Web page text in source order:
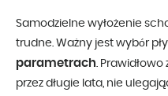
Samodzielne wyłożenie
trudne. Ważny jest wybór
parametrach. Prawidłowo
przez długie lata, nie